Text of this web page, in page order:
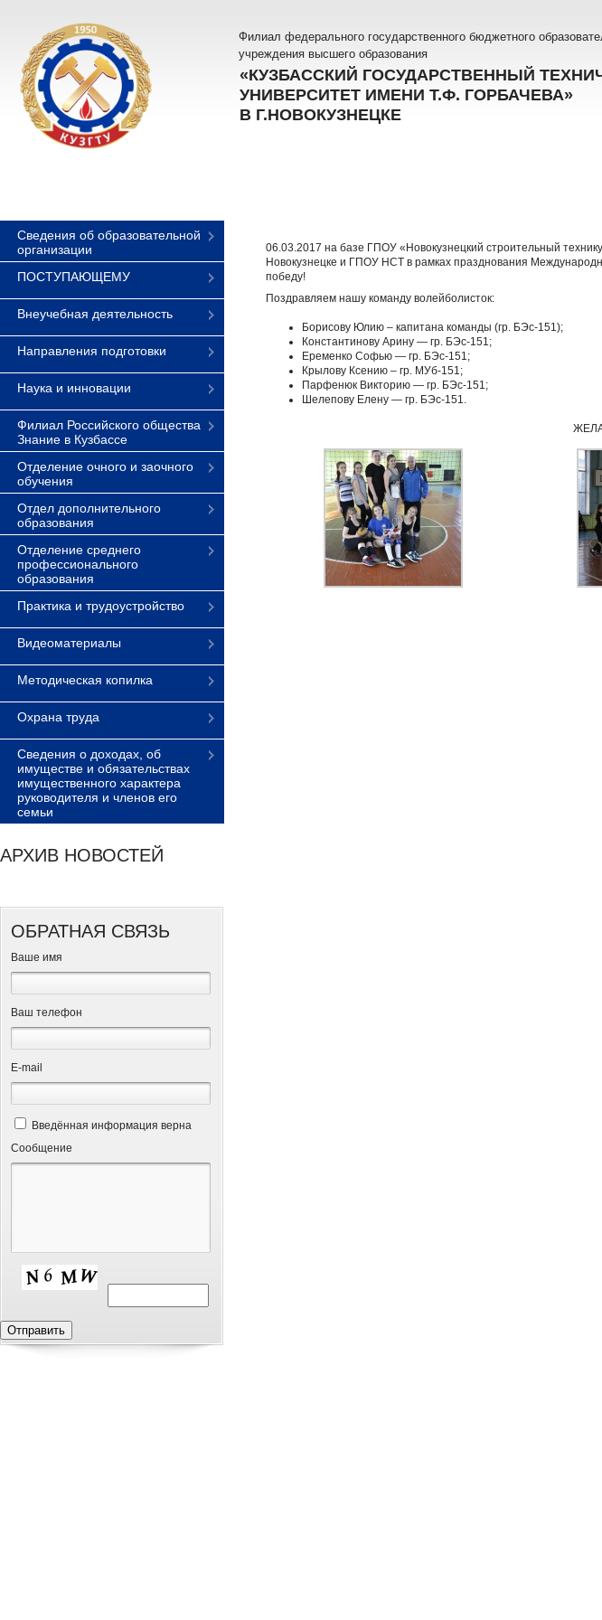
Филиал федерального государственного бюджетного
учреждения высшего образования
«КУЗБАССКИЙ ГОСУДАРСТВЕННЫЙ
УНИВЕРСИТЕТ ИМЕНИ Т.Ф. ГОРБАЧЕВА»
В Г.НОВОКУЗНЕЦКЕ
Сведения об образовательной
организации
ПОСТУПАЮЩЕМУ
Внеучебная деятельность
Направления подготовки
Наука и инновации
Филиал Российского общества
Знание в Кузбассе
Отделение очного и заочного
обучения
Отдел дополнительного
образования
Отделение среднего
профессионального
образования
Практика и трудоустройство
Видеоматериалы
Методическая копилка
Охрана труда
Сведения о доходах, об
имуществе и обязательствах
имущественного характера
руководителя и членов его
семьи
АРХИВ НОВОСТЕЙ
ОБРАТНАЯ СВЯЗЬ
Ваше имя
Ваш телефон
Е-mail
Введённая информация верна
Сообщение
06.03.2017 на базе ГПОУ «Новокузнецкий строительный
Новокузнецке и ГПОУ НСТ в рамках празднования
победу!
Поздравляем нашу команду волейболисток:
Борисову Юлию – капитана команды (гр. БЭс-151);
Константинову Арину — гр. БЭс-151;
Еременко Софью — гр. БЭс-151;
Крылову Ксению – гр. МУб-151;
Парфенюк Викторию — гр. БЭс-151;
Шелепову Елену — гр. БЭс-151.